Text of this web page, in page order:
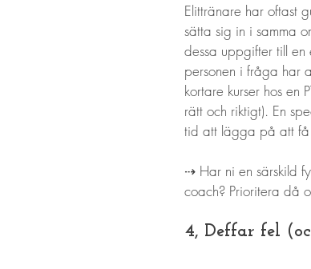
Elittränare har oftast
sätta sig in i samma
dessa uppgifter till
personen i fråga har
kortare kurser hos en
rätt och riktigt). En
tid att lägga på att få
⇢ Har ni en särskild
coach? Prioritera då
4, Deffar fel